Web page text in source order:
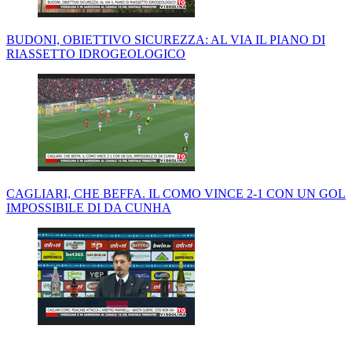
BUDONI, OBIETTIVO SICUREZZA: AL VIA IL PIANO DI
RIASSETTO IDROGEOLOGICO
CAGLIARI, CHE BEFFA. IL COMO VINCE 2-1 CON UN GOL
IMPOSSIBILE DI DA CUNHA